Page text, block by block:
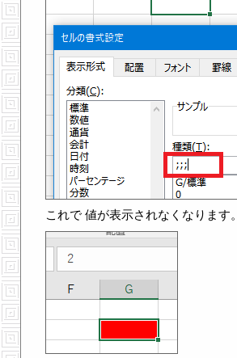
これで 値が表示されなくなります。